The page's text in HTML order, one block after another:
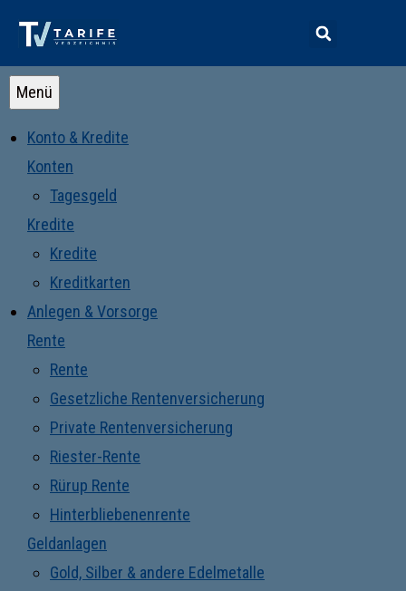
Menü
Konto & Kredite
Konten
Tagesgeld
Kredite
Kredite
Kreditkarten
Anlegen & Vorsorge
Rente
Rente
Gesetzliche Rentenversicherung
Private Rentenversicherung
Riester-Rente
Rürup Rente
Hinterbliebenenrente
Geldanlagen
Gold, Silber & andere Edelmetalle